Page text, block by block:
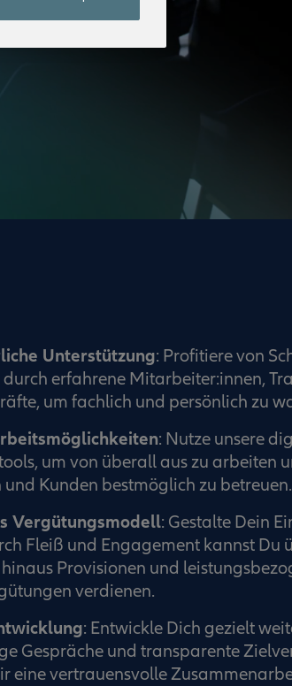
Unterstützung: Profitiere von
erfahrene Mitarbeiter:innen,
um fachlich und persönlich zu
: Nutze unsere
um von überall aus zu arbeiten
Kunden bestmöglich zu betreuen.
Vergütungsmodell: Gestalte Dein
Fleiß und Engagement kannst Du
Provisionen und
verdienen.
: Entwickle Dich gezielt
Gespräche und transparente
eine vertrauensvolle